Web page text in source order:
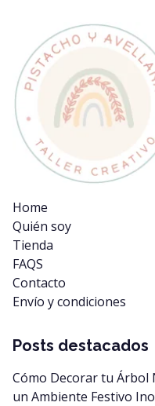
Home
Quién soy
Tienda
FAQS
Contacto
Envío y condiciones
Posts destacados
Cómo Decorar tu Árbol
un Ambiente Festivo